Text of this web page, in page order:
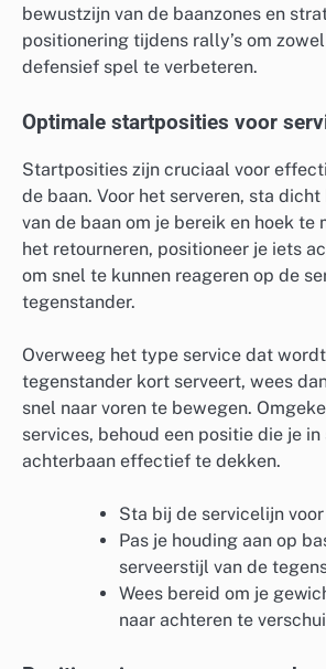
bewustzijn van de baanzones en
positionering tijdens rally’s om
defensief spel te verbeteren.
Optimale startposities voor
Startposities zijn cruciaal voor
de baan. Voor het serveren, sta
van de baan om je bereik en hoek te
het retourneren, positioneer je iets
om snel te kunnen reageren op de
tegenstander.
Overweeg het type service dat
tegenstander kort serveert, wees
snel naar voren te bewegen.
services, behoud een positie die je
achterbaan effectief te dekken.
Sta bij de servicelijn
Pas je houding aan op
serveerstijl van de
Wees bereid om je
naar achteren te